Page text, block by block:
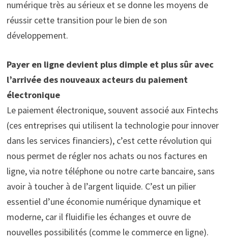
numérique très au sérieux et se donne les moyens de
réussir cette transition pour le bien de son
développement.
Payer en ligne devient plus dimple et plus sûr avec
l’arrivée des nouveaux acteurs du paiement
électronique
Le paiement électronique, souvent associé aux Fintechs
(ces entreprises qui utilisent la technologie pour innover
dans les services financiers), c’est cette révolution qui
nous permet de régler nos achats ou nos factures en
ligne, via notre téléphone ou notre carte bancaire, sans
avoir à toucher à de l’argent liquide. C’est un pilier
essentiel d’une économie numérique dynamique et
moderne, car il fluidifie les échanges et ouvre de
nouvelles possibilités (comme le commerce en ligne).